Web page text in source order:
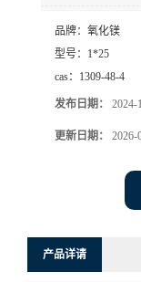
品牌： 氧化镁
型号： 1*25
cas： 1309-48-4
发布日期： 2024-
更新日期： 2026-
产品详请